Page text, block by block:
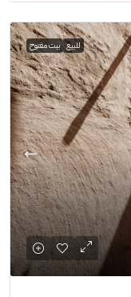
للبيع بيت مفتوح